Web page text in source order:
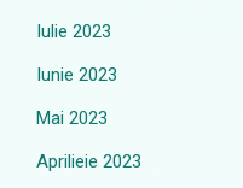
Iulie 2023
Iunie 2023
Mai 2023
Aprilieie 2023